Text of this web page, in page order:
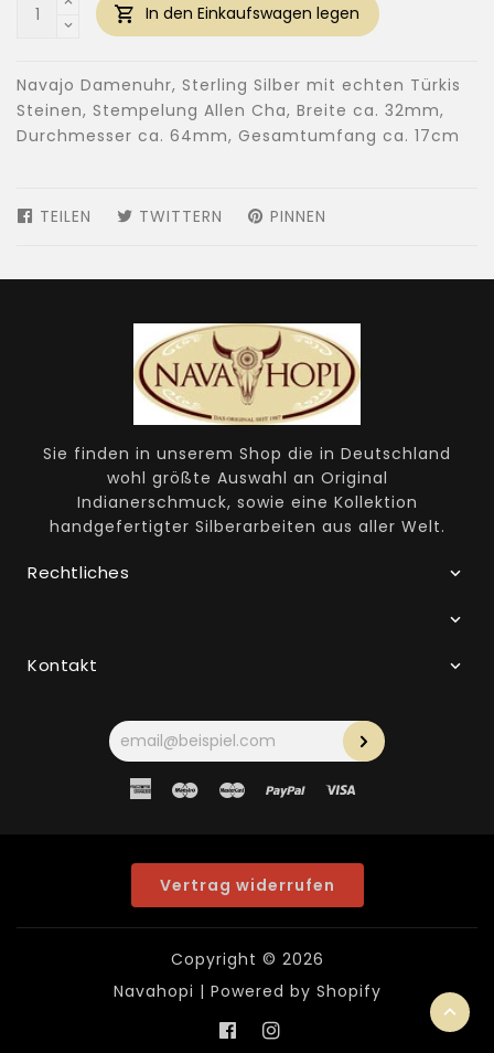
In den Einkaufswagen legen
Navajo Damenuhr, Sterling Silber mit echten Türkis
Steinen, Stempelung Allen Cha, Breite ca. 32mm,
Durchmesser ca. 64mm, Gesamtumfang ca. 17cm
TEILEN AUF
TWITTERN AUF
PINNEN
Sie finden in unserem Shop die in Deutschland
wohl größte Auswahl an Original
Indianerschmuck, sowie eine Kollektion
handgefertigter Silberarbeiten aus aller Welt.
Rechtliches
Kontakt
Ihre
E-
Mail-
Adresse
AmericanMaestroMaster Paypal
Vertrag widerrufen
Copyright © 2026
Navahopi | Powered by Shopify
FacebookInstagram